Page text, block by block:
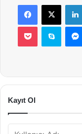
Facebook
X
Pocket Skype
Kayıt Ol